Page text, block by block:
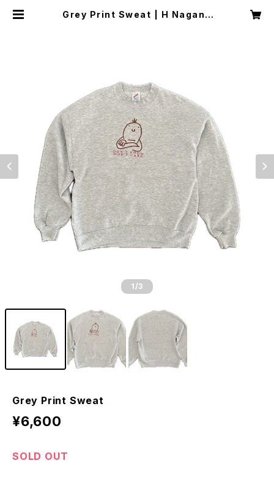
Grey Print Sweat | H Nagano
1 /3
Grey Print Sweat
¥6,600
SOLD OUT